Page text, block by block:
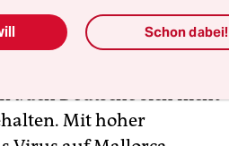
vor Kurzem 30.000
auch Deutsche sich nicht
Mit hoher
Schon dabei!